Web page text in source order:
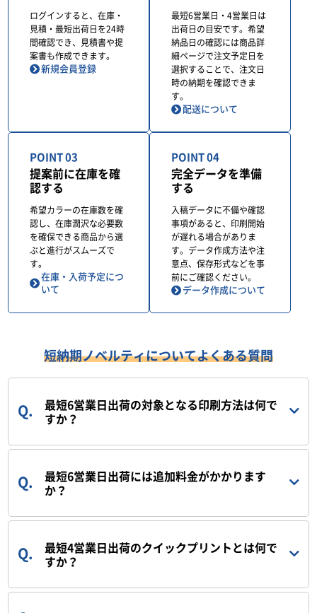
ログインすると、在庫・
見積・最短出荷日を24時
間確認でき、見積書や提
案書も作成できます。
新規会員登録
最短6営業日・4営業日は
出荷日の目安です。希望
納品日の確認には商品詳
細ページで注文予定日を
選択することで、注文日
時の納期を確認できま
す。
配送について
POINT 03
提案前に在庫を確
認する
希望カラーの在庫数を確
認し、在庫潤沢な必要数
を確保できる商品から選
ぶと進行がスムーズで
す。
在庫・入荷予定につ
いて
POINT 04
完全データを準備
する
入稿データに不備や確認
事項があると、印刷開始
が遅れる場合がありま
す。データ作成方法や注
意点、保存形式などを事
前にご確認ください。
データ作成について
短納期ノベルティについてよくある質問
最短6営業日出荷の対象となる印刷方法は何で
すか？
最短6営業日出荷には追加料金がかかります
か？
最短4営業日出荷のクイックプリントとは何で
すか？